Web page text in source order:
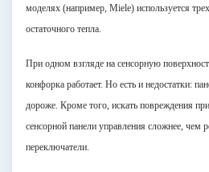
моделях (например, Miele) используется
остаточного тепла.
При одном взгляде на сенсорную
конфорка работает. Но есть и недостатки:
дороже. Кроме того, искать повреждения
сенсорной панели управления сложнее, чем
переключатели.